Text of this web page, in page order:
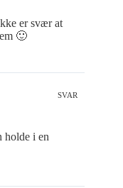
er svær at
🙂
SVAR
holde i en